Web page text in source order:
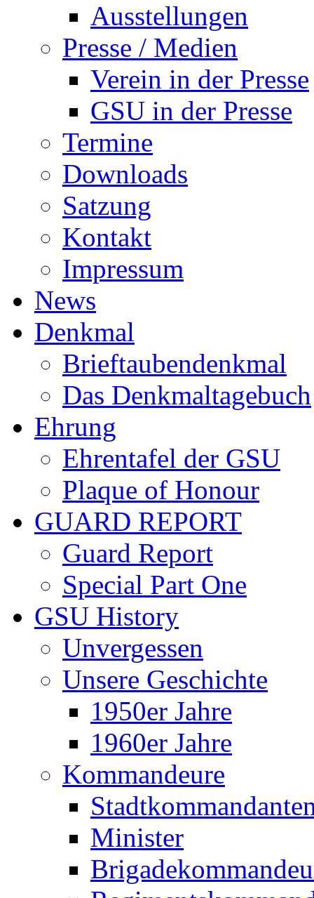
Ausstellungen
Presse / Medien
Verein in der Presse
GSU in der Presse
Termine
Downloads
Satzung
Kontakt
Impressum
News
Denkmal
Brieftaubendenkmal
Das Denkmaltagebuch
Ehrung
Ehrentafel der GSU
Plaque of Honour
GUARD REPORT
Guard Report
Special Part One
GSU History
Unvergessen
Unsere Geschichte
1950er Jahre
1960er Jahre
Kommandeure
Minister